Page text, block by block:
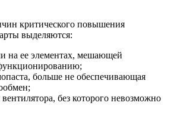
критического повышения
выделяются:
на ее элементах, мешающей
больше не обеспечивающая
без которого невозможно